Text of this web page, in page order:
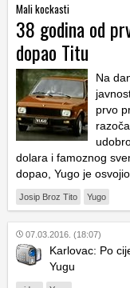
Mali kockasti
38 godina od
dopao Titu
Na
prvo
dolara i famoznog
dopao, Yugo je
Josip Broz Tito Yugo
07.03.2016. (18:07)
Karlovac: Po
Yugu